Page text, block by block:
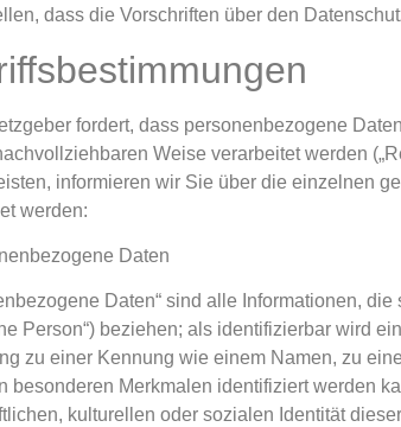
dass die Vorschriften über den
fordert, dass personenbezogene
Weise verarbeitet werden
informieren wir Sie über die einzelnen
werden:
Daten
Daten“ sind alle Informationen,
Person“) beziehen; als identifizierbar wird
zu einer Kennung wie einem Namen, zu
besonderen Merkmalen identifiziert werden
kulturellen oder sozialen Identität